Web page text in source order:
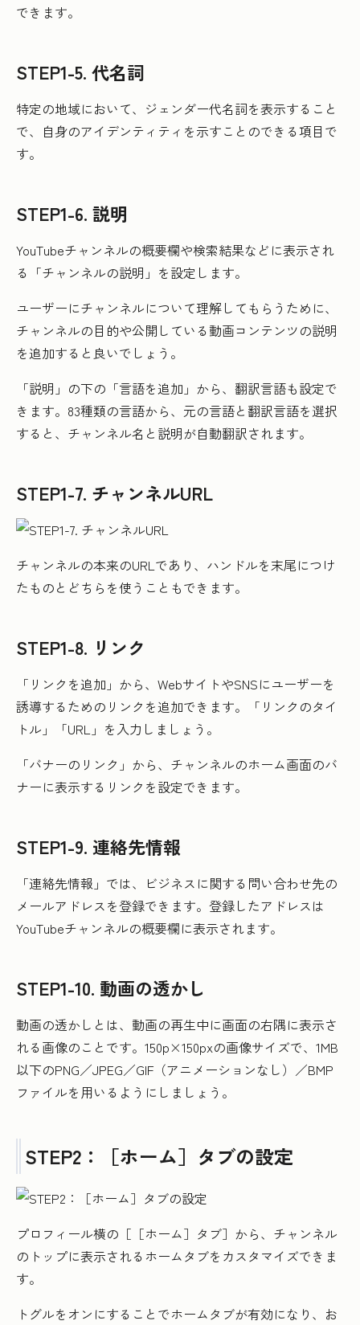
できます。
STEP1-5. 代名詞
特定の地域において、ジェンダー代名詞を表示すること
で、自身のアイデンティティを示すことのできる項目で
す。
STEP1-6. 説明
YouTubeチャンネルの概要欄や検索結果などに表示され
る「チャンネルの説明」を設定します。
ユーザーにチャンネルについて理解してもらうために、
チャンネルの目的や公開している動画コンテンツの説明
を追加すると良いでしょう。
「説明」の下の「言語を追加」から、翻訳言語も設定で
きます。83種類の言語から、元の言語と翻訳言語を選択
すると、チャンネル名と説明が自動翻訳されます。
STEP1-7. チャンネルURL
チャンネルの本来のURLであり、ハンドルを末尾につけ
たものとどちらを使うこともできます。
STEP1-8. リンク
「リンクを追加」から、WebサイトやSNSにユーザーを
誘導するためのリンクを追加できます。「リンクのタイ
トル」「URL」を入力しましょう。
「バナーのリンク」から、チャンネルのホーム画面のバ
ナーに表示するリンクを設定できます。
STEP1-9. 連絡先情報
「連絡先情報」では、ビジネスに関する問い合わせ先の
メールアドレスを登録できます。登録したアドレスは
YouTubeチャンネルの概要欄に表示されます。
STEP1-10. 動画の透かし
動画の透かしとは、動画の再生中に画面の右隅に表示さ
れる画像のことです。150p×150pxの画像サイズで、1MB
以下のPNG／JPEG／GIF（アニメーションなし）／BMP
ファイルを用いるようにしましょう。
STEP2：［ホーム］タブの設定
プロフィール横の［［ホーム］タブ］から、チャンネル
のトップに表示されるホームタブをカスタマイズできま
す。
トグルをオンにすることでホームタブが有効になり、お